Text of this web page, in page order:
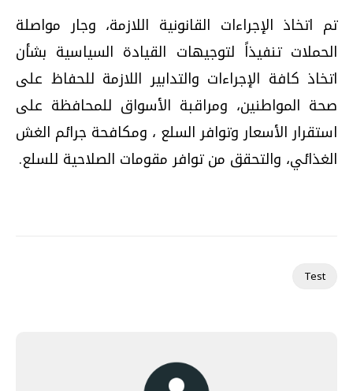
تم اتخاذ الإجراءات القانونية اللازمة، وجار مواصلة
الحملات تنفيذاً لتوجيهات القيادة السياسية بشأن
اتخاذ كافة الإجراءات والتدابير اللازمة للحفاظ على
صحة المواطنين، ومراقبة الأسواق للمحافظة على
استقرار الأسعار وتوافر السلع ، ومكافحة جرائم الغش
الغذائي، والتحقق من توافر مقومات الصلاحية للسلع.
Test